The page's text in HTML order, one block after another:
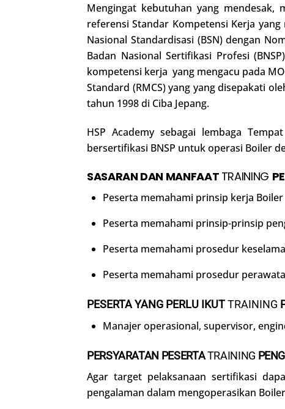
Mengingat kebutuhan yang mendesak,
referensi Standar Kompetensi Kerja
Nasional Standardisasi (BSN) dengan
Badan Nasional Sertifikasi Profesi
kompetensi kerja yang mengacu pada
Standard (RMCS) yang yang disepakati
tahun 1998 di Ciba Jepang.
HSP Academy sebagai lembaga
bersertifikasi BNSP untuk operasi Boiler
SASARAN DAN MANFAAT TRAINING
Peserta memahami prinsip kerja Boiler
Peserta memahami prinsip-prinsip
Peserta memahami prosedur
Peserta memahami prosedur
PESERTA YANG PERLU IKUTTRAINING
Manajer operasional, supervisor,
PERSYARATAN PESERTATRAINING
Agar target pelaksanaan sertifikasi
pengalaman dalam mengoperasikan